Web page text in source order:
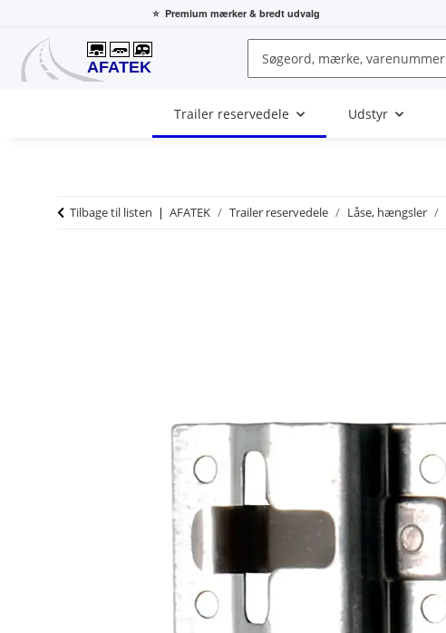
⭐ Premium mærker & bredt udvalg
Trailer reservedele Udstyr
Tilbage til listen AFATEK Trailer reservedele Låse, hængsler